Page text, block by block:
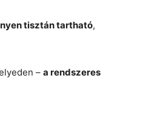
tisztán tartható,
– a rendszeres